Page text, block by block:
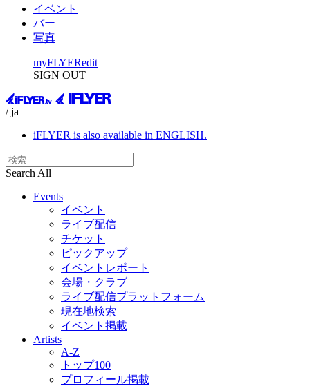
イベント
バー
写真
myFLYERedit
SIGN OUT
/ ja
iFLYER is also available in ENGLISH.
Search All
Events
イベント
ライブ配信
チケット
ピックアップ
イベントレポート
会場・クラブ
ライブ配信プラットフォーム
現在地検索
イベント掲載
Artists
A-Z
トップ100
プロフィール掲載